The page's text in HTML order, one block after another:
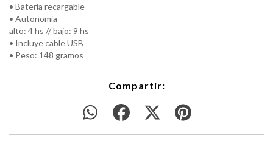
• Batería recargable
• Autonomía
alto: 4 hs // bajo: 9 hs
• Incluye cable USB
• Peso: 148 gramos
Compartir: